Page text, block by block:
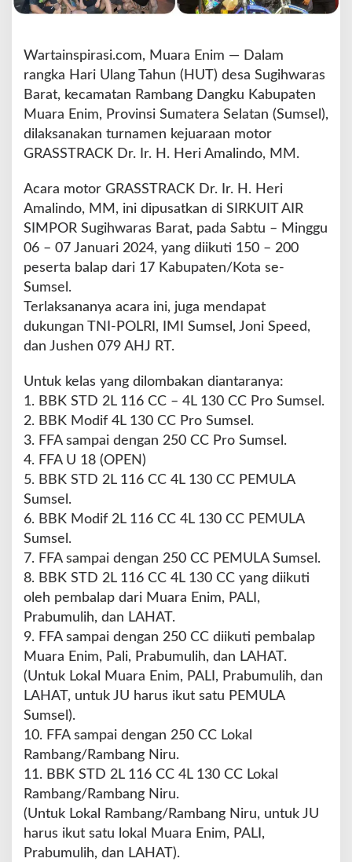
r
m
u
a
K
i
T
i
m
o
r
J
u
a
a
Wartainspirasi.com, Muara Enim — Dalam
rangka Hari Ulang Tahun (HUT) desa Sugihwaras
Barat, kecamatan Rambang Dangku Kabupaten
Muara Enim, Provinsi Sumatera Selatan (Sumsel),
dilaksanakan turnamen kejuaraan motor
GRASSTRACK Dr. Ir. H. Heri Amalindo, MM.
Acara motor GRASSTRACK Dr. Ir. H. Heri
Amalindo, MM, ini dipusatkan di SIRKUIT AIR
SIMPOR Sugihwaras Barat, pada Sabtu – Minggu
06 – 07 Januari 2024, yang diikuti 150 – 200
peserta balap dari 17 Kabupaten/Kota se-
Sumsel.
Terlaksananya acara ini, juga mendapat
dukungan TNI-POLRI, IMI Sumsel, Joni Speed,
dan Jushen 079 AHJ RT.
Untuk kelas yang dilombakan diantaranya:
1. BBK STD 2L 116 CC – 4L 130 CC Pro Sumsel.
2. BBK Modif 4L 130 CC Pro Sumsel.
3. FFA sampai dengan 250 CC Pro Sumsel.
4. FFA U 18 (OPEN)
5. BBK STD 2L 116 CC 4L 130 CC PEMULA
Sumsel.
6. BBK Modif 2L 116 CC 4L 130 CC PEMULA
Sumsel.
7. FFA sampai dengan 250 CC PEMULA Sumsel.
8. BBK STD 2L 116 CC 4L 130 CC yang diikuti
oleh pembalap dari Muara Enim, PALI,
Prabumulih, dan LAHAT.
9. FFA sampai dengan 250 CC diikuti pembalap
Muara Enim, Pali, Prabumulih, dan LAHAT.
(Untuk Lokal Muara Enim, PALI, Prabumulih, dan
LAHAT, untuk JU harus ikut satu PEMULA
Sumsel).
10. FFA sampai dengan 250 CC Lokal
Rambang/Rambang Niru.
11. BBK STD 2L 116 CC 4L 130 CC Lokal
Rambang/Rambang Niru.
(Untuk Lokal Rambang/Rambang Niru, untuk JU
harus ikut satu lokal Muara Enim, PALI,
Prabumulih, dan LAHAT).